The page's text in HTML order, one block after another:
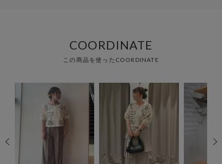
COORDINATE
この商品を使ったCOORDINATE